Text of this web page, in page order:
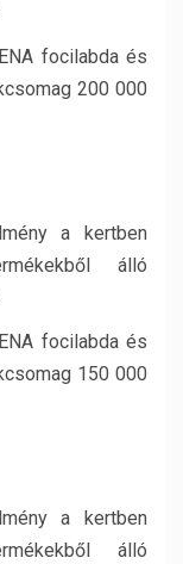
focilabda és
200 000
a kertben
álló
focilabda és
150 000
a kertben
álló